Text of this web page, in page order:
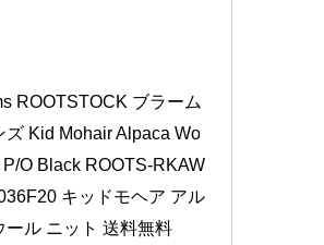
ROOTSTOCK ブラーム
ズ Kid Mohair Alpaca Wo
O Black ROOTS-RKAW
キッドモヘア アル
ール ニット 送料無料